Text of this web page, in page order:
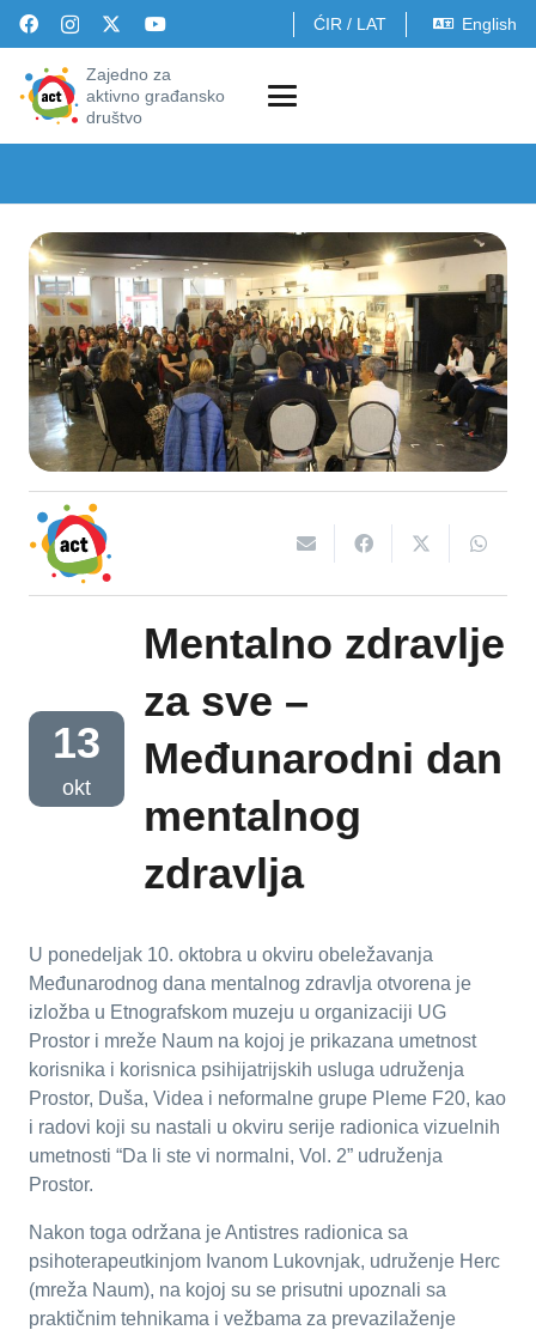
ĆIR / LAT English
Zajedno za
aktivno građansko
društvo
13
okt
Mentalno zdravlje
za sve –
Međunarodni dan
mentalnog
zdravlja
U ponedeljak 10. oktobra u okviru obeležavanja
Međunarodnog dana mentalnog zdravlja otvorena je
izložba u Etnografskom muzeju u organizaciji UG
Prostor i mreže Naum na kojoj je prikazana umetnost
korisnika i korisnica psihijatrijskih usluga udruženja
Prostor, Duša, Videa i neformalne grupe Pleme F20, kao
i radovi koji su nastali u okviru serije radionica vizuelnih
umetnosti “Da li ste vi normalni, Vol. 2” udruženja
Prostor.
Nakon toga održana je Antistres radionica sa
psihoterapeutkinjom Ivanom Lukovnjak, udruženje Herc
(mreža Naum), na kojoj su se prisutni upoznali sa
praktičnim tehnikama i vežbama za prevazilaženje